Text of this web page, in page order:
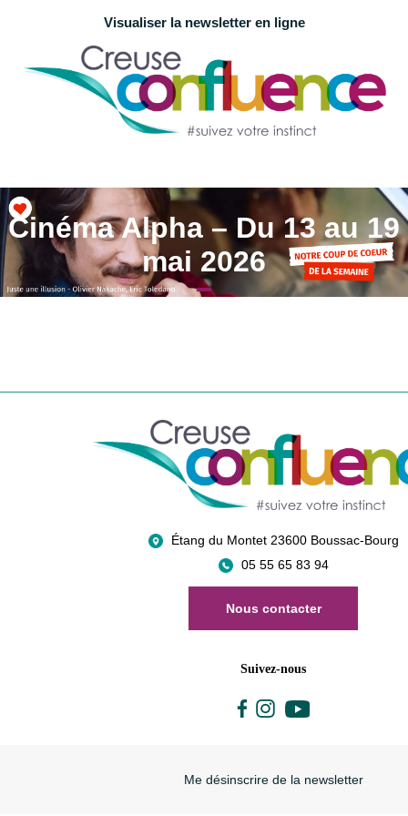
Visualiser la newsletter en ligne
Cinéma Alpha – Du 13 au 19
mai 2026
Étang du Montet 23600 Boussac-Bourg
05 55 65 83 94
Nous contacter
Suivez-nous
Me désinscrire de la newsletter